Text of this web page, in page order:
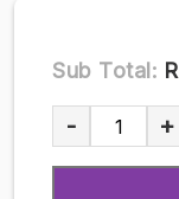
Sub Total:
Tamatoys
Onahole
-
- +